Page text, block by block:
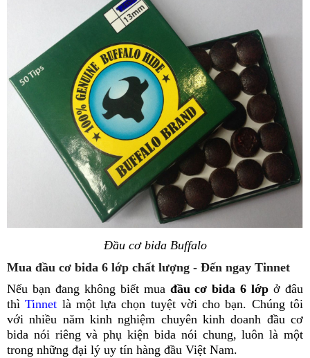
Đầu cơ bida Buffalo
Mua đầu cơ bida 6 lớp chất lượng - Đến ngay Tinnet
Nếu bạn đang không biết mua đầu cơ bida 6 lớp ở đâu
thìTinnet là một lựa chọn tuyệt vời cho bạn. Chúng tôi
với nhiều năm kinh nghiệm chuyên kinh doanh đầu cơ
bida nói riêng và phụ kiện bida nói chung, luôn là một
trong những đại lý uy tín hàng đầu Việt Nam.